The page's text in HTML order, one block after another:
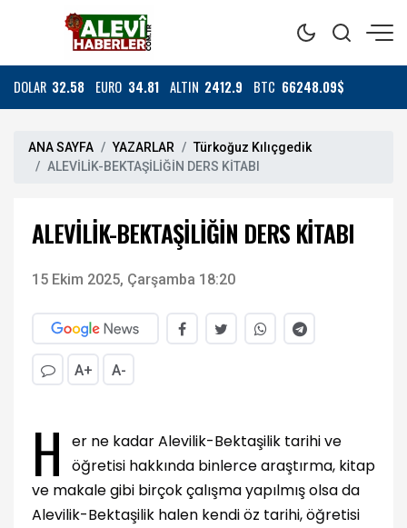
DOLAR 32.58 EURO 34.81 ALTIN 2412.9 BTC 66248.09$
ANA SAYFA YAZARLAR
Türkoğuz Kılıçgedik
ALEVİLİK-BEKTAŞİLİĞİN DERS KİTABI
ALEVİLİK-BEKTAŞİLİĞİN DERS KİTABI
15 Ekim 2025, Çarşamba 18:20
A+ A-
H
er ne kadar Alevilik-Bektaşilik tarihi ve
öğretisi hakkında binlerce araştırma, kitap
ve makale gibi birçok çalışma yapılmış olsa da
Alevilik-Bektaşilik halen kendi öz tarihi, öğretisi